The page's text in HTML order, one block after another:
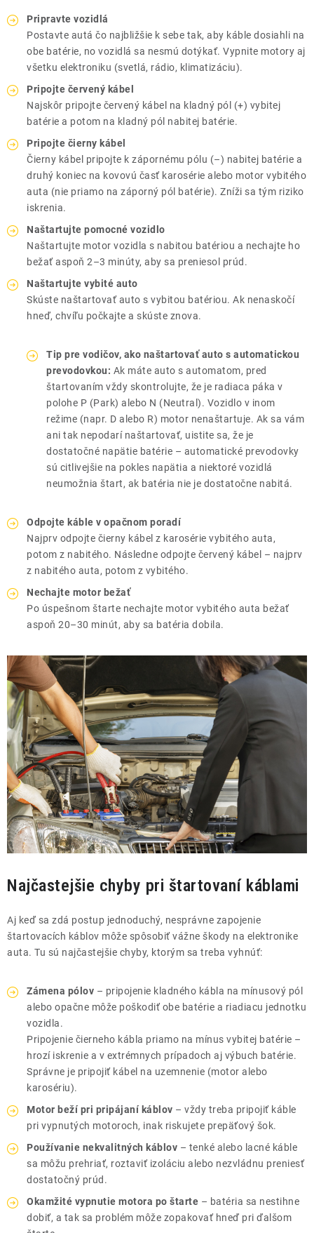
Pripravte vozidlá
Postavte autá čo najbližšie k sebe tak, aby káble dosiahli na
obe batérie, no vozidlá sa nesmú dotýkať. Vypnite motory aj
všetku elektroniku (svetlá, rádio, klimatizáciu).
Pripojte červený kábel
Najskôr pripojte červený kábel na kladný pól (+) vybitej
batérie a potom na kladný pól nabitej batérie.
Pripojte čierny kábel
Čierny kábel pripojte k zápornému pólu (–) nabitej batérie a
druhý koniec na kovovú časť karosérie alebo motor vybitého
auta (nie priamo na záporný pól batérie). Zníži sa tým riziko
iskrenia.
Naštartujte pomocné vozidlo
Naštartujte motor vozidla s nabitou batériou a nechajte ho
bežať aspoň 2–3 minúty, aby sa preniesol prúd.
Naštartujte vybité auto
Skúste naštartovať auto s vybitou batériou. Ak nenaskočí
hneď, chvíľu počkajte a skúste znova.
Tip pre vodičov, ako naštartovať auto s automatickou
prevodovkou: Ak máte auto s automatom, pred
štartovaním vždy skontrolujte, že je radiaca páka v
polohe P (Park) alebo N (Neutral). Vozidlo v inom
režime (napr. D alebo R) motor nenaštartuje. Ak sa vám
ani tak nepodarí naštartovať, uistite sa, že je
dostatočné napätie batérie – automatické prevodovky
sú citlivejšie na pokles napätia a niektoré vozidlá
neumožnia štart, ak batéria nie je dostatočne nabitá.
Odpojte káble v opačnom poradí
Najprv odpojte čierny kábel z karosérie vybitého auta,
potom z nabitého. Následne odpojte červený kábel – najprv
z nabitého auta, potom z vybitého.
Nechajte motor bežať
Po úspešnom štarte nechajte motor vybitého auta bežať
aspoň 20–30 minút, aby sa batéria dobila.
Najčastejšie chyby pri štartovaní káblami
Aj keď sa zdá postup jednoduchý, nesprávne zapojenie
štartovacích káblov môže spôsobiť vážne škody na elektronike
auta. Tu sú najčastejšie chyby, ktorým sa treba vyhnúť:
Zámena pólov – pripojenie kladného kábla na mínusový pól
alebo opačne môže poškodiť obe batérie a riadiacu jednotku
vozidla.
Pripojenie čierneho kábla priamo na mínus vybitej batérie –
hrozí iskrenie a v extrémnych prípadoch aj výbuch batérie.
Správne je pripojiť kábel na uzemnenie (motor alebo
karosériu).
Motor beží pri pripájaní káblov – vždy treba pripojiť káble
pri vypnutých motoroch, inak riskujete prepäťový šok.
Používanie nekvalitných káblov – tenké alebo lacné káble
sa môžu prehriať, roztaviť izoláciu alebo nezvládnu preniesť
dostatočný prúd.
Okamžité vypnutie motora po štarte – batéria sa nestihne
dobiť, a tak sa problém môže zopakovať hneď pri ďalšom